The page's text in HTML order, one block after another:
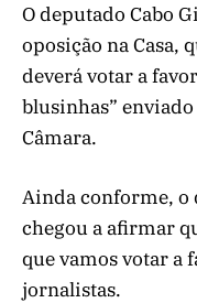
O deputado Cabo
oposição na Casa,
deverá votar a
blusinhas”
Câmara.
Ainda conforme, o
chegou a afirmar
que vamos votar a
jornalistas.